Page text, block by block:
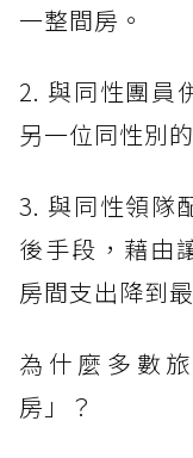
一整間房。
2. 與同性團員
另一位同性別
3. 與同性領隊
後手段，藉由
房間支出降到
為什麼多數
房」？